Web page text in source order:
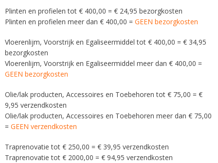
Plinten en profielen tot € 400,00 = € 24,95 bezorgkosten
Plinten en profielen meer dan € 400,00 = GEEN bezorgkosten
Vloerenlijm, Voorstrijk en Egaliseermiddel tot € 400,00 = € 34,95
bezorgkosten
Vloerenlijm, Voorstrijk en Egaliseermiddel meer dan € 400,00 =
GEEN bezorgkosten
Olie/lak producten, Accessoires en Toebehoren tot € 75,00 = €
9,95 verzendkosten
Olie/lak producten, Accessoires en Toebehoren meer dan € 75,00
= GEEN verzendkosten
Traprenovatie tot € 250,00 = € 39,95 verzendkosten
Traprenovatie tot € 2000,00 = € 94,95 verzendkosten